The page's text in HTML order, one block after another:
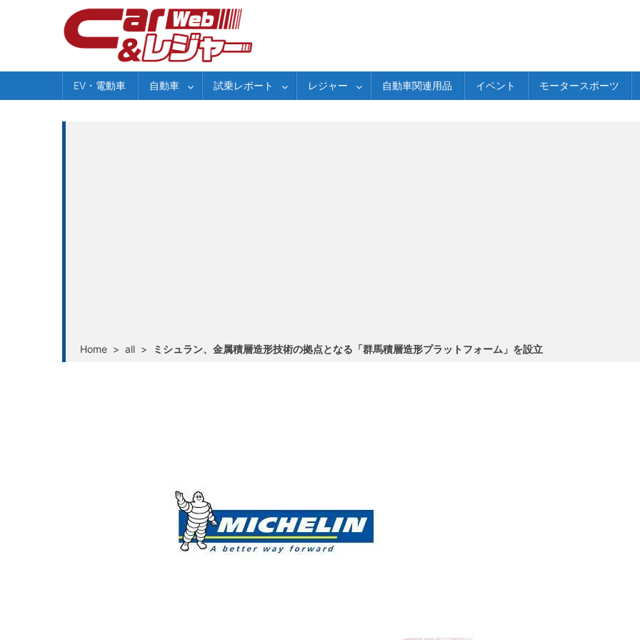
EV・電動車 自動車 試乗レポート レジャー 自動車関連用品 イベント モータースポーツ
Home > all > ミシュラン、金属積層造形技術の拠点となる「群馬積層造形プラットフォーム」を設立